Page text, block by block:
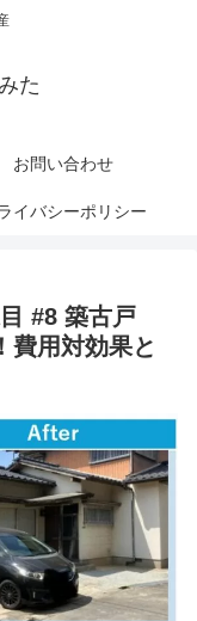
た
お問い合わせ
イバシーポリシー
#8 築古戸
費用対効果と